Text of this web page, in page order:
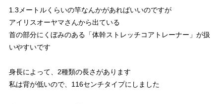
1.3メートルくらいの竿なんかがあればいいのですが
アイリスオーヤマさんから出ている
首の部分にくぼみのある「体幹ストレッチコアトレーナー」が扱
いやすいです
身長によって、2種類の長さがあります
私は背が低いので、116センチタイプにしました